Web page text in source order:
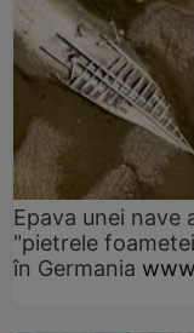
Epava unei nave
"pietrele
în Germania